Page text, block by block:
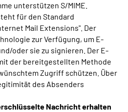
unterstützen S/MIME.
für den Standard
Mail Extensions". Der
zur Verfügung, um E-
oder sie zu signieren. Der E-
der bereitgestellten Methode
Zugriff schützen. Über
des Absenders
Nachricht erhalten